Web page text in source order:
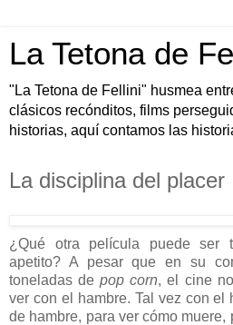
La Tetona de
"La Tetona de Fellini" husmea
clásicos recónditos, films
historias, aquí contamos las
La disciplina del placer
¿Qué otra película puede ser
apetito? A pesar que en su
toneladas depop corn, el cine
ver con el hambre. Tal vez con el
de hambre, para ver cómo